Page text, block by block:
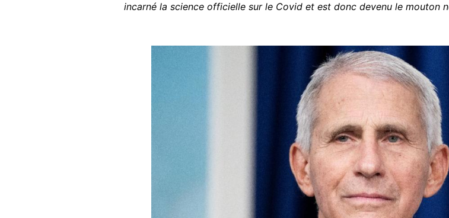
incarné la science officielle sur le Covid et est donc devenu le mouton